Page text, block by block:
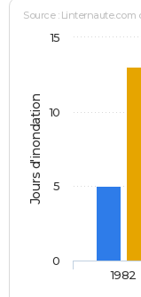
Jours d'inondation
Source : Linternaute.com
1982
0
5
10
15